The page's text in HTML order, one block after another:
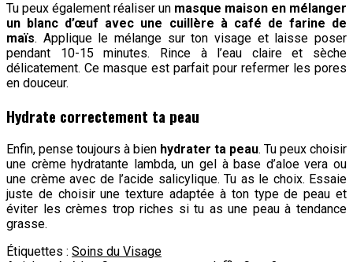
Tu peux également réaliser un masque maison en mélanger
un blanc d’œuf avec une cuillère à café de farine de
maïs. Applique le mélange sur ton visage et laisse poser
pendant 10-15 minutes. Rince à l’eau claire et sèche
délicatement. Ce masque est parfait pour refermer les pores
en douceur.
Hydrate correctement ta peau
Enfin, pense toujours à bien hydrater ta peau. Tu peux choisir
une crème hydratante lambda, un gel à base d’aloe vera ou
une crème avec de l’acide salicylique. Tu as le choix. Essaie
juste de choisir une texture adaptée à ton type de peau et
éviter les crèmes trop riches si tu as une peau à tendance
grasse.
Étiquettes : Soins du Visage